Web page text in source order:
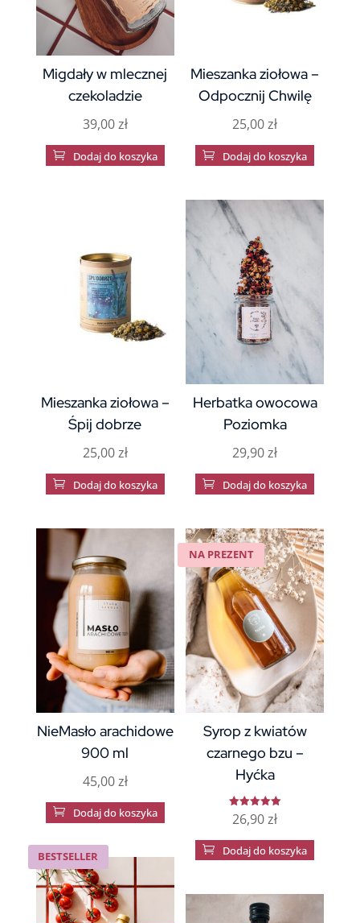
Migdały w mlecznej
czekoladzie
39,00zł
 Dodaj do koszyka
Mieszanka ziołowa –
Odpocznij Chwilę
25,00zł
 Dodaj do koszyka
Mieszanka ziołowa –
Śpij dobrze
25,00zł
 Dodaj do koszyka
Herbatka owocowa
Poziomka
29,90zł
 Dodaj do koszyka
NieMasło arachidowe
900 ml
45,00zł
 Dodaj do koszyka
NA PREZENT
Syrop z kwiatów
czarnego bzu –
Hyćka
Oceniono
5.00
26,90zł
 Dodaj do koszyka
BESTSELLER